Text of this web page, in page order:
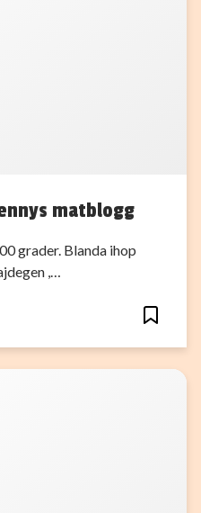
matblogg
grader. Blanda ihop
,…